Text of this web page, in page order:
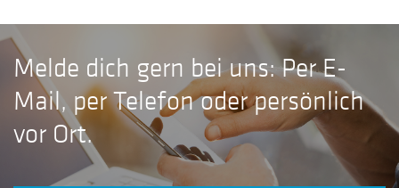
Melde dich gern bei uns: Per E-
Mail, per Telefon oder persönlich
vor Ort.